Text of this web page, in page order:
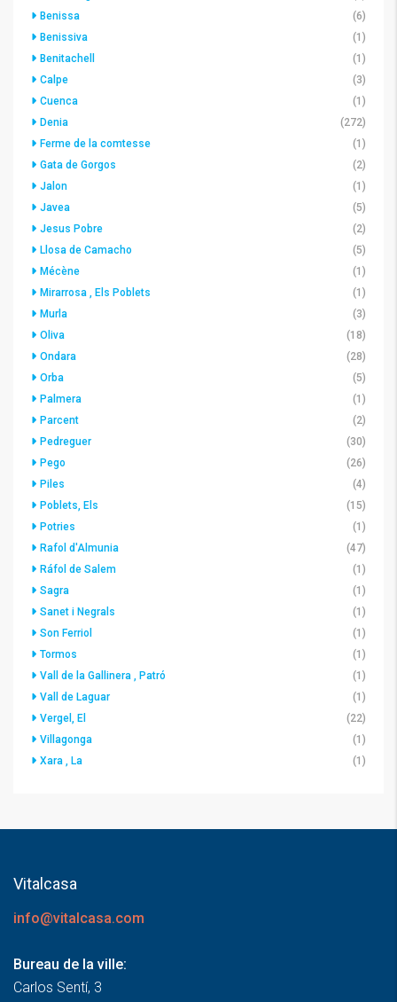
Benissa
(6)
Benissiva
(1)
Benitachell
(1)
Calpe
(3)
Cuenca
(1)
Denia
(272)
Ferme de la comtesse
(1)
Gata de Gorgos
(2)
Jalon
(1)
Javea
(5)
Jesus Pobre
(2)
Llosa de Camacho
(5)
Mécène
(1)
Mirarrosa , Els Poblets
(1)
Murla
(3)
Oliva
(18)
Ondara
(28)
Orba
(5)
Palmera
(1)
Parcent
(2)
Pedreguer
(30)
Pego
(26)
Piles
(4)
Poblets, Els
(15)
Potries
(1)
Rafol d'Almunia
(47)
Ráfol de Salem
(1)
Sagra
(1)
Sanet i Negrals
(1)
Son Ferriol
(1)
Tormos
(1)
Vall de la Gallinera , Patró
(1)
Vall de Laguar
(1)
Vergel, El
(22)
Villagonga
(1)
Xara , La
(1)
Vitalcasa
info@vitalcasa.com
Bureau de la ville:
Carlos Sentí, 3